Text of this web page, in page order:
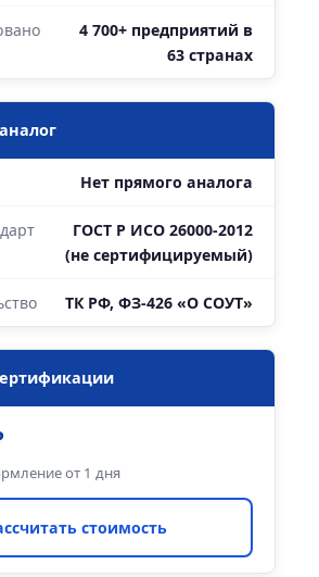
4 700+ предприятий в
63 странах
Нет прямого аналога
ГОСТ Р ИСО 26000-2012
(не сертифицируемый)
ТК РФ, ФЗ-426 «О СОУТ»
от 1 дня
стоимость